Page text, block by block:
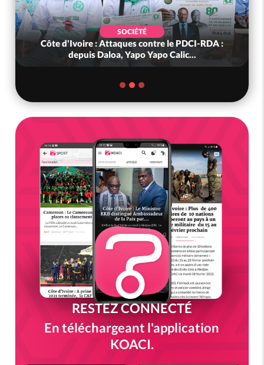
SOCIÉTÉ
Côte d'Ivoire : Attaques contre le PDCI-RDA :
depuis Daloa, Yapo Yapo Calic...
RESTEZ CONNECTÉ
En téléchargeant l'application
KOACI.